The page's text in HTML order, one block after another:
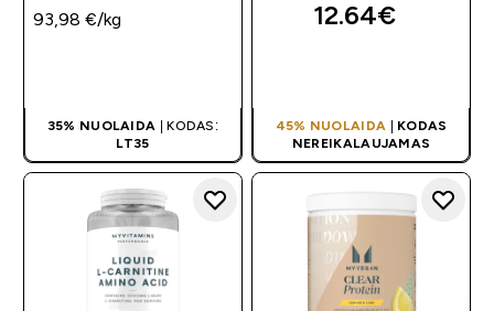
93,98 €‎/kg
35% NUOLAIDA | KODAS:
LT35
12.64€‎
45% NUOLAIDA
KODAS
NEREIKALAUJAMAS